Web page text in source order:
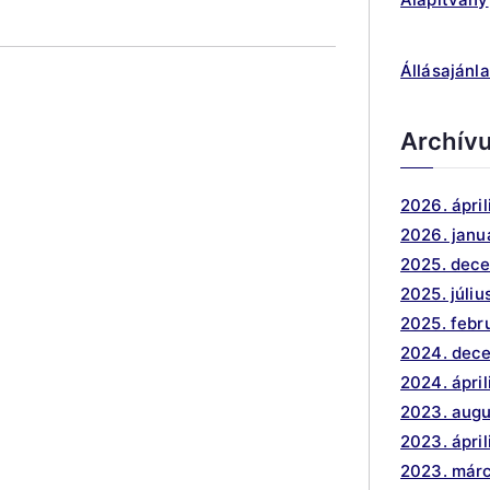
2026.
2026.
2025.
2025.
2025.
2024.
2024.
2023.
2023.
2023.